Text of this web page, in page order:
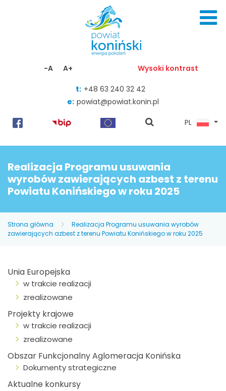
-A A+ Wysoki kontrast
t: +48 63 240 32 42
e: powiat@powiat.konin.pl
pokaż
PL
Realizacja Programu usuwania
wyrobów zawierających azbest z terenu
Powiatu Konińskiego w roku 2025
Strona główna
Realizacja Programu usuwania wyrobów
zawierających azbest z terenu Powiatu Konińskiego w roku 2025
Unia Europejska
w trakcie realizacji
zrealizowane
Projekty krajowe
w trakcie realizacji
zrealizowane
Obszar Funkcjonalny Aglomeracja Konińska
Dokumenty strategiczne
Aktualne konkursy